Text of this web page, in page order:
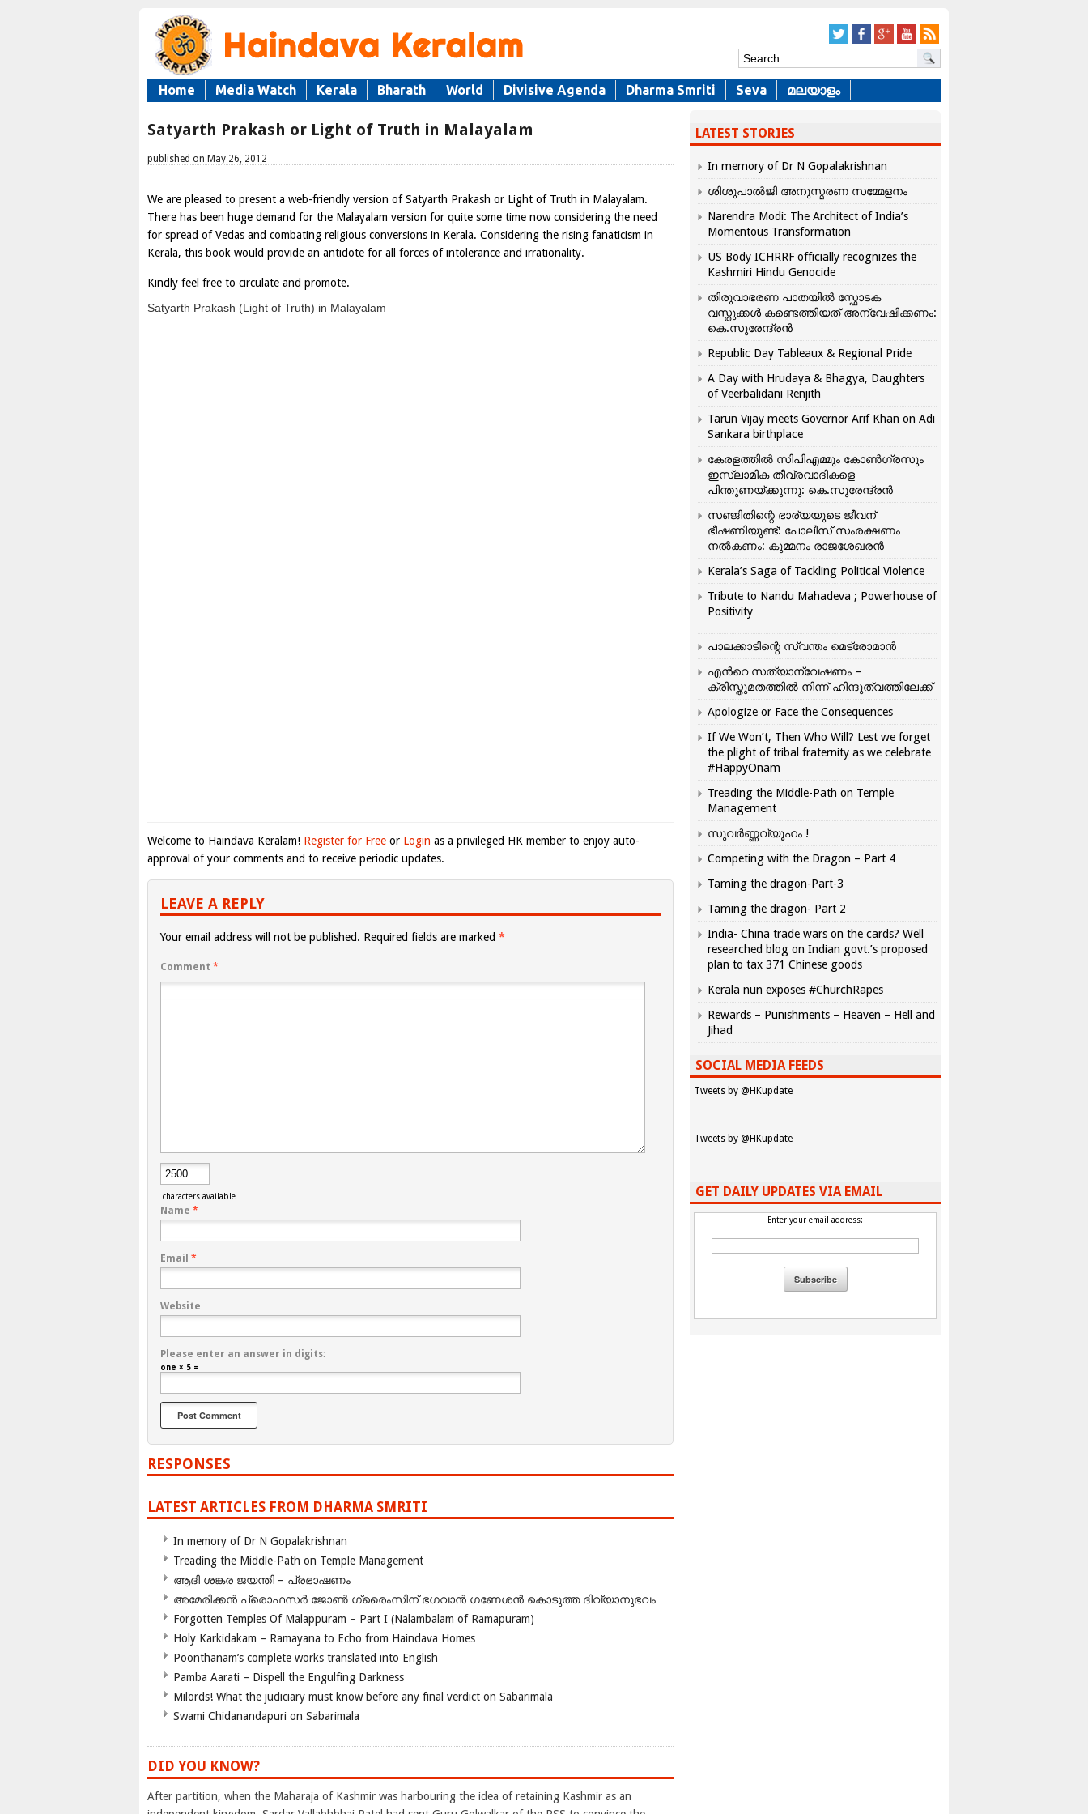
Home Media Watch Kerala Bharath World Divisive Agenda Dharma Smriti Seva മലയാളം
Satyarth Prakash or Light of Truth in Malayalam
published on May 26, 2012
We are pleased to present a web-friendly version of Satyarth Prakash or Light of Truth in Malayalam.
There has been huge demand for the Malayalam version for quite some time now considering the need
for spread of Vedas and combating religious conversions in Kerala. Considering the rising fanaticism in
Kerala, this book would provide an antidote for all forces of intolerance and irrationality.
Kindly feel free to circulate and promote.
Satyarth Prakash (Light of Truth) in Malayalam
Welcome to Haindava Keralam! Register for Free or Login as a privileged HK member to enjoy auto-
approval of your comments and to receive periodic updates.
LEAVE A REPLY
Your email address will not be published. Required fields are marked *
Comment *
characters available
Name *
Email *
Website
Please enter an answer in digits:
one × 5 =
RESPONSES
LATEST ARTICLES FROM DHARMA SMRITI
In memory of Dr N Gopalakrishnan
Treading the Middle-Path on Temple Management
ആദി ശങ്കര ജയന്തി – പ്രഭാഷണം
അമേരിക്കന്‍ പ്രൊഫസര്‍ ജോണ്‍ ഗ്രൈംസിന് ഭഗവാന്‍ ഗണേശന്‍ കൊടുത്ത ദിവ്യാനുഭവം
Forgotten Temples Of Malappuram – Part I (Nalambalam of Ramapuram)
Holy Karkidakam – Ramayana to Echo from Haindava Homes
Poonthanam’s complete works translated into English
Pamba Aarati – Dispell the Engulfing Darkness
Milords! What the judiciary must know before any final verdict on Sabarimala
Swami Chidanandapuri on Sabarimala
DID YOU KNOW?
After partition, when the Maharaja of Kashmir was harbouring the idea of retaining Kashmir as an
LATEST STORIES
In memory of Dr N Gopalakrishnan
ശിശുപാൽജി അനുസ്മരണ സമ്മേളനം
Narendra Modi: The Architect of India’s
Momentous Transformation
US Body ICHRRF officially recognizes the
Kashmiri Hindu Genocide
തിരുവാഭരണ പാതയിൽ സ്ഫോടക
വസ്തുക്കൾ കണ്ടെത്തിയത് അന്വേഷിക്കണം:
കെ.സുരേന്ദ്രൻ
Republic Day Tableaux & Regional Pride
A Day with Hrudaya & Bhagya, Daughters
of Veerbalidani Renjith
Tarun Vijay meets Governor Arif Khan on Adi
Sankara birthplace
കേരളത്തിൽ സിപിഎമ്മും കോൺ​ഗ്രസും
ഇസ്ലാമിക തീവ്രവാദികളെ
പിന്തുണയ്ക്കുന്നു: കെ.സുരേന്ദ്രൻ
സഞ്ജിതിന്റെ ഭാര്യയുടെ ജീവന്
ഭീഷണിയുണ്ട്: പോലീസ് സംരക്ഷണം
നൽകണം: കുമ്മനം രാജശേഖരൻ
Kerala’s Saga of Tackling Political Violence
Tribute to Nandu Mahadeva ; Powerhouse of
Positivity
പാലക്കാടിന്റെ സ്വന്തം മെട്രോമാൻ
എന്‍റെ സത്യാന്വേഷണം –
ക്രിസ്തുമതത്തില്‍ നിന്ന് ഹിന്ദുത്വത്തിലേക്ക്
Apologize or Face the Consequences
If We Won’t, Then Who Will? Lest we forget
the plight of tribal fraternity as we celebrate
#HappyOnam
Treading the Middle-Path on Temple
Management
സുവർണ്ണവ്യൂഹം !
Competing with the Dragon – Part 4
Taming the dragon-Part-3
Taming the dragon- Part 2
India- China trade wars on the cards? Well
researched blog on Indian govt.’s proposed
plan to tax 371 Chinese goods
Kerala nun exposes #ChurchRapes
Rewards – Punishments – Heaven – Hell and
Jihad
SOCIAL MEDIA FEEDS
Tweets by @HKupdate
Tweets by @HKupdate
GET DAILY UPDATES VIA EMAIL
Enter your email address: